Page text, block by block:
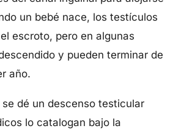
un bebé nace, los testículos
escroto, pero en algunas
y pueden terminar de
año.
dé un descenso testicular
lo catalogan bajo la